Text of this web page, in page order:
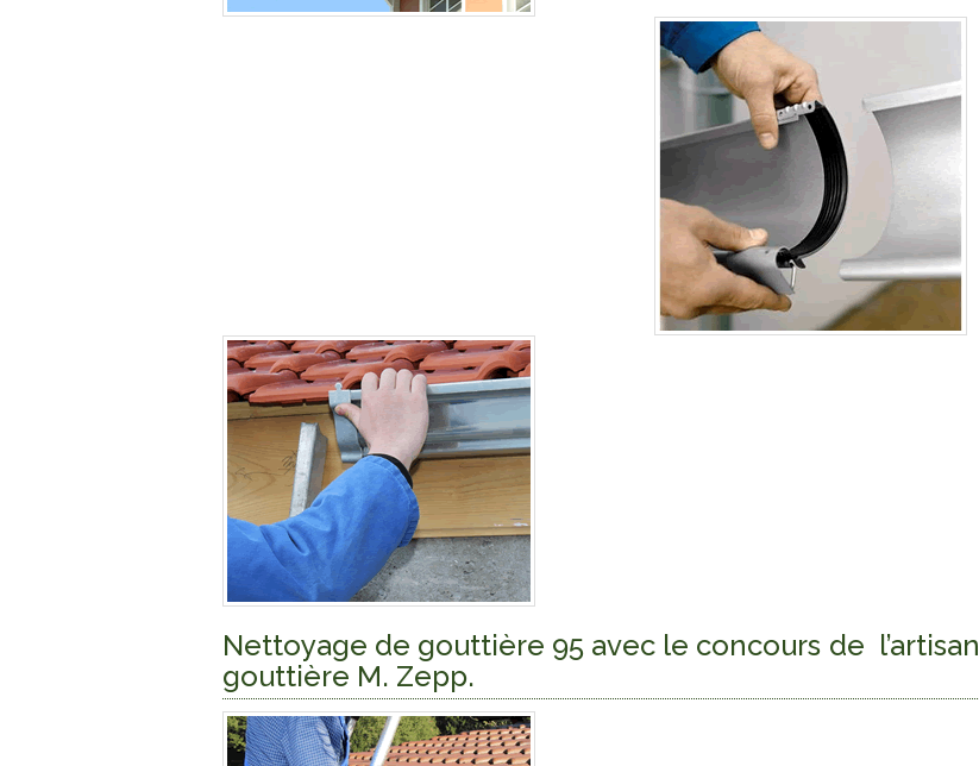
Nettoyage de gouttière 95 avec le concours de l’artisan
gouttière M. Zepp.